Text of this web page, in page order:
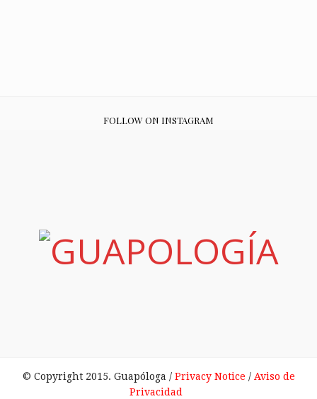
FOLLOW ON INSTAGRAM
© Copyright 2015. Guapóloga / Privacy Notice / Aviso de
Privacidad